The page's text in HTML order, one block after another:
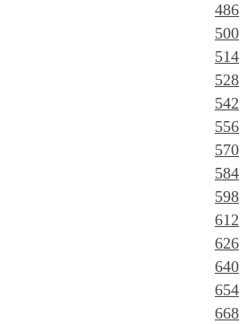
486
500
514
528
542
556
570
584
598
612
626
640
654
668